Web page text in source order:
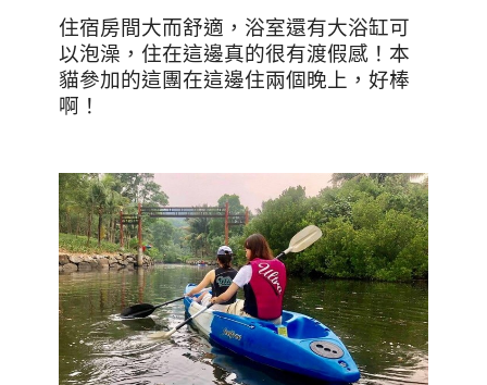
住宿房間大而舒適，浴室還有大浴缸可
以泡澡，住在這邊真的很有渡假感！本
貓參加的這團在這邊住兩個晚上，好棒
啊！